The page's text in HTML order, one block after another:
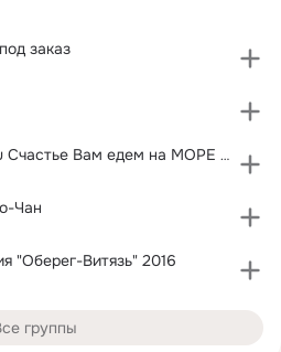
заказ
Ростов ц РЫНОК ru Счастье Вам едем на МОРЕ ВашеTV.
Чан
"Оберег-Витязь" 2016
группы